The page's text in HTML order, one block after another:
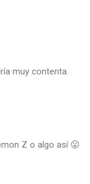
muy contenta.
Z o algo así 😛